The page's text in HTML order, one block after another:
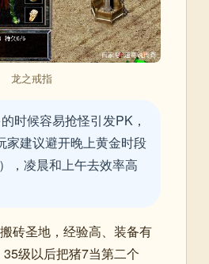
龙之戒指
时候容易抢怪引发PK，
家建议避开晚上黄金时段
，凌晨和上午去效率高
砖圣地，经验高、装备有
级以后把猪7当第二个